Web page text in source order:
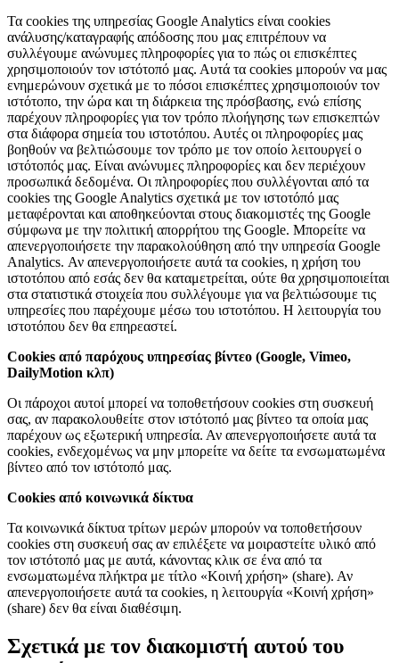
Τα cookies της υπηρεσίας Google Analytics είναι cookies
ανάλυσης/καταγραφής απόδοσης που μας επιτρέπουν να
συλλέγουμε ανώνυμες πληροφορίες για το πώς οι επισκέπτες
χρησιμοποιούν τον ιστότοπό μας. Αυτά τα cookies μπορούν να μας
ενημερώνουν σχετικά με το πόσοι επισκέπτες χρησιμοποιούν τον
ιστότοπο, την ώρα και τη διάρκεια της πρόσβασης, ενώ επίσης
παρέχουν πληροφορίες για τον τρόπο πλοήγησης των επισκεπτών
στα διάφορα σημεία του ιστοτόπου. Αυτές οι πληροφορίες μας
βοηθούν να βελτιώσουμε τον τρόπο με τον οποίο λειτουργεί ο
ιστότοπός μας. Είναι ανώνυμες πληροφορίες και δεν περιέχουν
προσωπικά δεδομένα. Οι πληροφορίες που συλλέγονται από τα
cookies της Google Analytics σχετικά με τον ιστοτόπό μας
μεταφέρονται και αποθηκεύονται στους διακομιστές της Google
σύμφωνα με την πολιτική απορρήτου της Google. Μπορείτε να
απενεργοποιήσετε την παρακολούθηση από την υπηρεσία Google
Analytics. Αν απενεργοποιήσετε αυτά τα cookies, η χρήση του
ιστοτόπου από εσάς δεν θα καταμετρείται, ούτε θα χρησιμοποιείται
στα στατιστικά στοιχεία που συλλέγουμε για να βελτιώσουμε τις
υπηρεσίες που παρέχουμε μέσω του ιστοτόπου. Η λειτουργία του
ιστοτόπου δεν θα επηρεαστεί.
Cookies από παρόχους υπηρεσίας βίντεο (Google, Vimeo,
DailyMotion κλπ)
Οι πάροχοι αυτοί μπορεί να τοποθετήσουν cookies στη συσκευή
σας, αν παρακολουθείτε στον ιστότοπό μας βίντεο τα οποία μας
παρέχουν ως εξωτερική υπηρεσία. Αν απενεργοποιήσετε αυτά τα
cookies, ενδεχομένως να μην μπορείτε να δείτε τα ενσωματωμένα
βίντεο από τον ιστότοπό μας.
Cookies από κοινωνικά δίκτυα
Τα κοινωνικά δίκτυα τρίτων μερών μπορούν να τοποθετήσουν
cookies στη συσκευή σας αν επιλέξετε να μοιραστείτε υλικό από
τον ιστότοπό μας με αυτά, κάνοντας κλικ σε ένα από τα
ενσωματωμένα πλήκτρα με τίτλο «Κοινή χρήση» (share). Αν
απενεργοποιήσετε αυτά τα cookies, η λειτουργία «Κοινή χρήση»
(share) δεν θα είναι διαθέσιμη.
Σχετικά με τον διακομιστή αυτού του